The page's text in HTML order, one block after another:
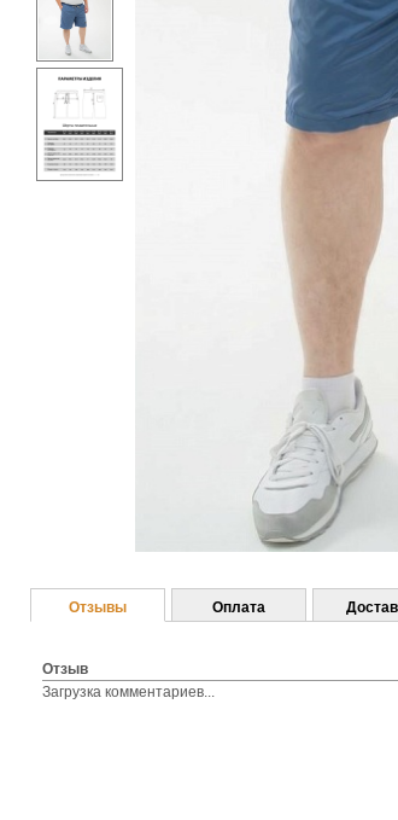
Отзывы
Отзыв
Загрузка комментариев...
Оплата